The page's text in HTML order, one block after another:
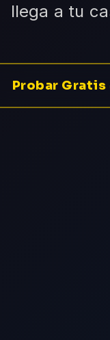
llega a tu
Probar Gratis